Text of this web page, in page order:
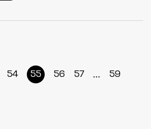
54 55 56 57 ... 59